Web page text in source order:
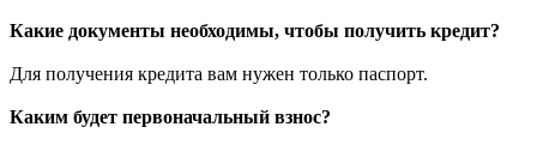
Какие документы необходимы, чтобы получить кредит?
Для получения кредита вам нужен только паспорт.
Каким будет первоначальный взнос?